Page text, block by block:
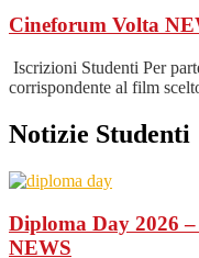
Cineforum Volta
Iscrizioni Studenti Per
corrispondente al film
Notizie Studenti
Diploma Day 2026
NEWS